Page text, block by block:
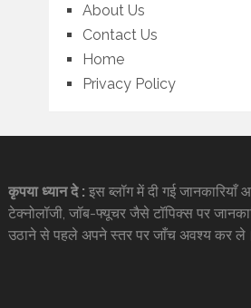
About Us
Contact Us
Home
Privacy Policy
कृपया ध्यान दे : इस ब्लॉग में दी गई
टेक्नोलॉजी, जॉब-फ्यूचर जैसे टॉपिक्स पर
उठाने से पहले अपने स्तर पर जाँच अवश्य कर ले।